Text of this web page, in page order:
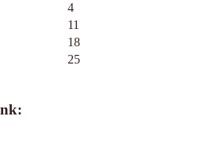
4
11
18
25